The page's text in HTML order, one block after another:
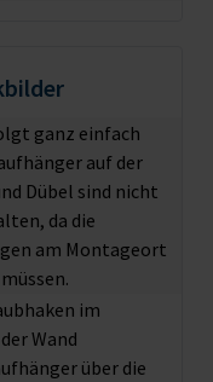
ganz einfach
auf der
Dübel sind nicht
da die
am Montageort
im
Wand
über die